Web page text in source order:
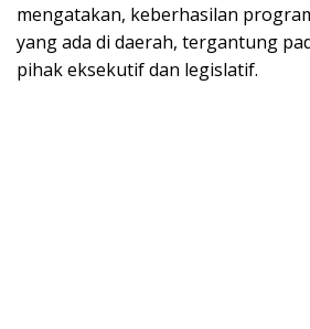
mengatakan, keberhasilan
yang ada di daerah, tergantung
pihak eksekutif dan legislatif.